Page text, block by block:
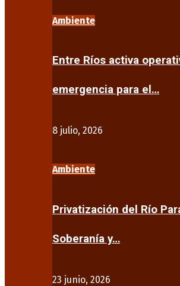
Ambiente
Entre Ríos activa
emergencia para el…
8 julio, 2026
Ambiente
Privatización del Río
Soberanía y…
23 junio, 2026